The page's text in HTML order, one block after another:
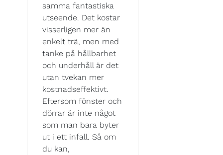
samma fantastiska
utseende. Det kostar
visserligen mer än
enkelt trä, men med
tanke på hållbarhet
och underhåll är det
utan tvekan mer
kostnadseffektivt.
Eftersom fönster och
dörrar är inte något
som man bara byter
ut i ett infall. Så om
du kan,